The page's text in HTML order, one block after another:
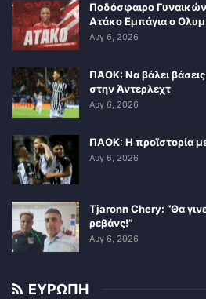
Ποδόσφαιρο
Ατάκο Εμπάγια ο
Αυγ 6, 2026
ΠΑΟΚ: Να βάλει
στην Άντερλεχτ
Αυγ 6, 2026
ΠΑΟΚ: Η προϊστορία
Αυγ 6, 2026
Tjaronn Chery: “Θα
ρεβάνς!”
Αυγ 6, 2026
ΕΥΡΩΠΗ